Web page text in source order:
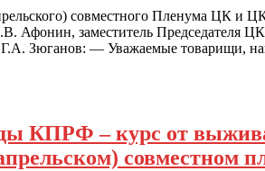
совместного Пленума ЦК
заместитель Председателя
Зюганов: — Уважаемые товарищи,
КПРФ – курс от
совместном